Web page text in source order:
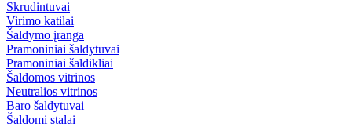
Skrudintuvai
Virimo katilai
Šaldymo įranga
Pramoniniai šaldytuvai
Pramoniniai šaldikliai
Šaldomos vitrinos
Neutralios vitrinos
Baro šaldytuvai
Šaldomi stalai